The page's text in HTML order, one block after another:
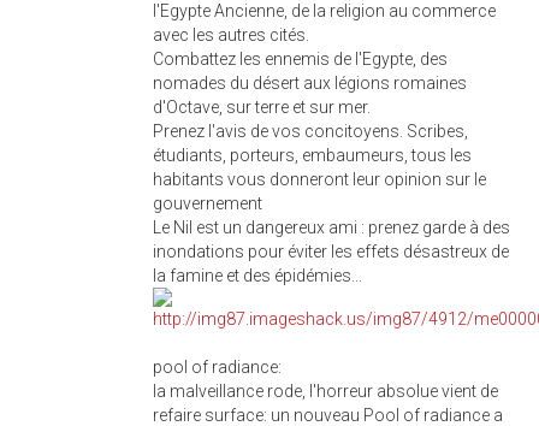
l'Egypte Ancienne, de la religion au commerce
avec les autres cités.
Combattez les ennemis de l'Egypte, des
nomades du désert aux légions romaines
d'Octave, sur terre et sur mer.
Prenez l'avis de vos concitoyens. Scribes,
étudiants, porteurs, embaumeurs, tous les
habitants vous donneront leur opinion sur le
gouvernement
Le Nil est un dangereux ami : prenez garde à des
inondations pour éviter les effets désastreux de
la famine et des épidémies...
pool of radiance:
la malveillance rode, l'horreur absolue vient de
refaire surface: un nouveau Pool of radiance a